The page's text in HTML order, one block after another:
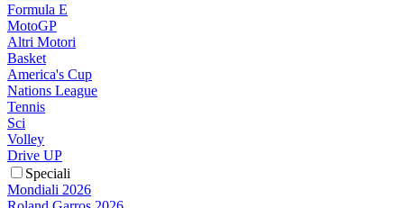
Formula E
MotoGP
Altri Motori
Basket
America's Cup
Nations League
Tennis
Sci
Volley
Drive UP
Speciali
Mondiali 2026